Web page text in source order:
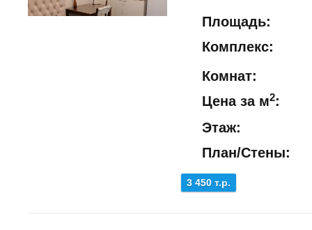
Площадь:
Комплекс:
Комнат:
Цена за м2:
Этаж:
План/Стены:
3 450 т.р.